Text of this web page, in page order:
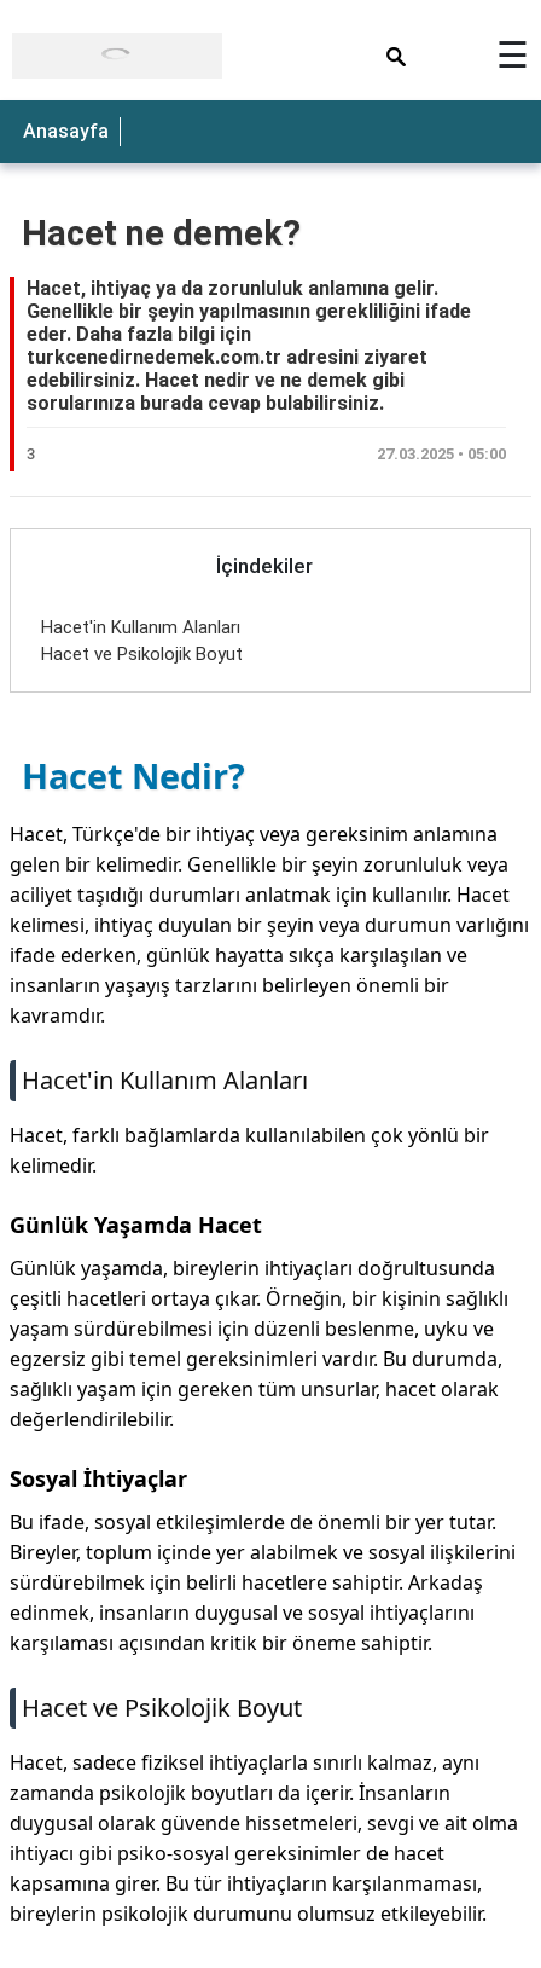
☰
Anasayfa
Hacet ne demek?
Hacet, ihtiyaç ya da zorunluluk anlamına gelir.
Genellikle bir şeyin yapılmasının gerekliliğini ifade
eder. Daha fazla bilgi için
turkcenedirnedemek.com.tr adresini ziyaret
edebilirsiniz. Hacet nedir ve ne demek gibi
sorularınıza burada cevap bulabilirsiniz.
3 27.03.2025 • 05:00
İçindekiler
Hacet'in Kullanım Alanları
Hacet ve Psikolojik Boyut
Hacet Nedir?
Hacet, Türkçe'de bir ihtiyaç veya gereksinim anlamına
gelen bir kelimedir. Genellikle bir şeyin zorunluluk veya
aciliyet taşıdığı durumları anlatmak için kullanılır. Hacet
kelimesi, ihtiyaç duyulan bir şeyin veya durumun varlığını
ifade ederken, günlük hayatta sıkça karşılaşılan ve
insanların yaşayış tarzlarını belirleyen önemli bir
kavramdır.
Hacet'in Kullanım Alanları
Hacet, farklı bağlamlarda kullanılabilen çok yönlü bir
kelimedir.
Günlük Yaşamda Hacet
Günlük yaşamda, bireylerin ihtiyaçları doğrultusunda
çeşitli hacetleri ortaya çıkar. Örneğin, bir kişinin sağlıklı
yaşam sürdürebilmesi için düzenli beslenme, uyku ve
egzersiz gibi temel gereksinimleri vardır. Bu durumda,
sağlıklı yaşam için gereken tüm unsurlar, hacet olarak
değerlendirilebilir.
Sosyal İhtiyaçlar
Bu ifade, sosyal etkileşimlerde de önemli bir yer tutar.
Bireyler, toplum içinde yer alabilmek ve sosyal ilişkilerini
sürdürebilmek için belirli hacetlere sahiptir. Arkadaş
edinmek, insanların duygusal ve sosyal ihtiyaçlarını
karşılaması açısından kritik bir öneme sahiptir.
Hacet ve Psikolojik Boyut
Hacet, sadece fiziksel ihtiyaçlarla sınırlı kalmaz, aynı
zamanda psikolojik boyutları da içerir. İnsanların
duygusal olarak güvende hissetmeleri, sevgi ve ait olma
ihtiyacı gibi psiko-sosyal gereksinimler de hacet
kapsamına girer. Bu tür ihtiyaçların karşılanmaması,
bireylerin psikolojik durumunu olumsuz etkileyebilir.